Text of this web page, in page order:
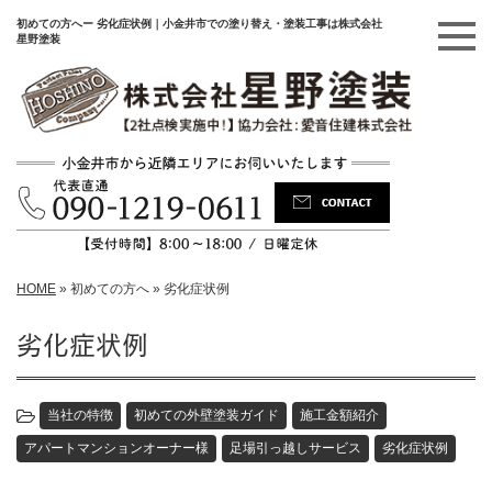
初めての方へー 劣化症状例｜小金井市での塗り替え・塗装工事は株式会社
星野塗装
HOME » 初めての方へ » 劣化症状例
劣化症状例
当社の特徴 初めての外壁塗装ガイド 施工金額紹介
アパートマンションオーナー様 足場引っ越しサービス 劣化症状例